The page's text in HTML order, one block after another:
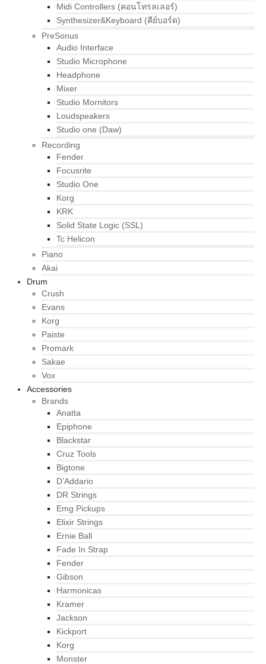
Midi Controllers (คอนโทรลเลอร์)
Synthesizer&Keyboard (คีย์บอร์ด)
PreSonus
Audio Interface
Studio Microphone
Headphone
Mixer
Studio Mornitors
Loudspeakers
Studio one (Daw)
Recording
Fender
Focusrite
Studio One
Korg
KRK
Solid State Logic (SSL)
Tc Helicon
Piano
Akai
Drum
Crush
Evans
Korg
Paiste
Promark
Sakae
Vox
Accessories
Brands
Anatta
Epiphone
Blackstar
Cruz Tools
Bigtone
D’Addario
DR Strings
Emg Pickups
Elixir Strings
Ernie Ball
Fade In Strap
Fender
Gibson
Harmonicas
Kramer
Jackson
Kickport
Korg
Monster